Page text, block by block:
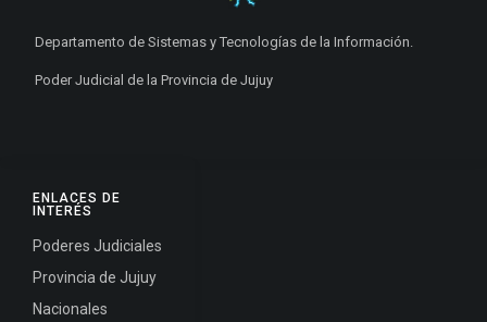
ENLACES DE
INTERÉS
Poderes Judiciales
Provincia de Jujuy
Nacionales
Departamento de Sistemas y Tecnologías de la Información.
Poder Judicial de la Provincia de Jujuy